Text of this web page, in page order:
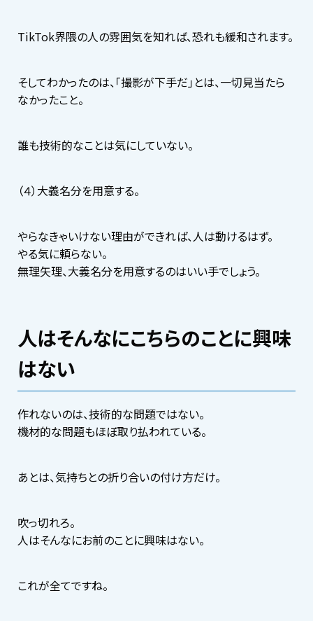
TikTok界隈の人の雰囲気を知れば、恐れも緩和されます。
そしてわかったのは、「撮影が下手だ」とは、一切見当たら
なかったこと。
誰も技術的なことは気にしていない。
（４）大義名分を用意する。
やらなきゃいけない理由ができれば、人は動けるはず。
やる気に頼らない。
無理矢理、大義名分を用意するのはいい手でしょう。
人はそんなにこちらのことに興味
はない
作れないのは、技術的な問題ではない。
機材的な問題もほぼ取り払われている。
あとは、気持ちとの折り合いの付け方だけ。
吹っ切れろ。
人はそんなにお前のことに興味はない。
これが全てですね。